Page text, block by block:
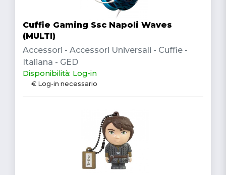
Cuffie Gaming Ssc Napoli Waves
(MULTI)
Accessori - Accessori Universali - Cuffie -
Italiana - GED
Disponibilità: Log-in
€ Log-in necessario